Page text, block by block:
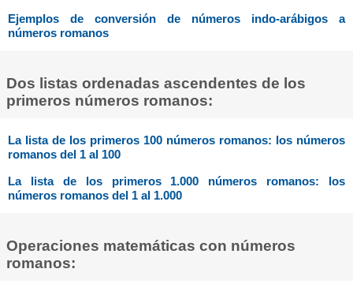
Ejemplos de conversión de números indo-arábigos a
números romanos
Dos listas ordenadas ascendentes de los
primeros números romanos:
La lista de los primeros 100 números romanos: los números
romanos del 1 al 100
La lista de los primeros 1.000 números romanos: los
números romanos del 1 al 1.000
Operaciones matemáticas con números
romanos: